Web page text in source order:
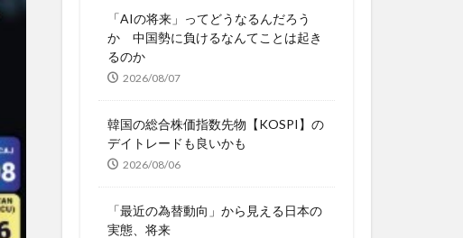
「AIの将来」ってどうなるんだろう
か 中国勢に負けるなんてことは起き
るのか
2026/08/07
韓国の総合株価指数先物【KOSPI】の
デイトレードも良いかも
2026/08/06
「最近の為替動向」から見える日本の
実態、将来